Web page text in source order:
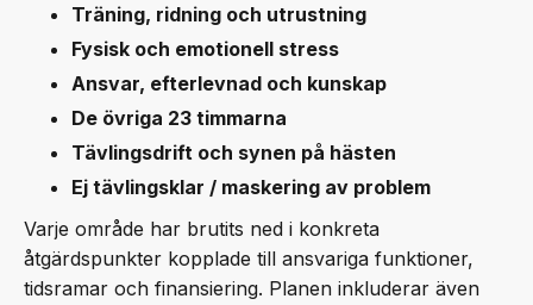
Träning, ridning och utrustning
Fysisk och emotionell stress
Ansvar, efterlevnad och kunskap
De övriga 23 timmarna
Tävlingsdrift och synen på hästen
Ej tävlingsklar / maskering av problem
Varje område har brutits ned i konkreta
åtgärdspunkter kopplade till ansvariga funktioner,
tidsramar och finansiering. Planen inkluderar även